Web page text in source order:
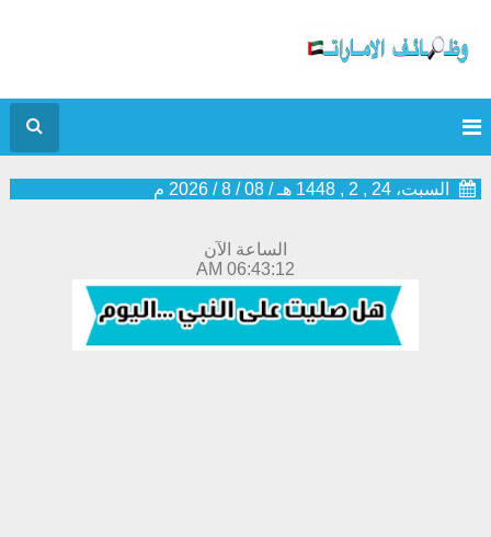
السبت، 24 , 2 , 1448 هـ /
08
/
8
/
2026 م
الساعة الآن
06:43:13 AM